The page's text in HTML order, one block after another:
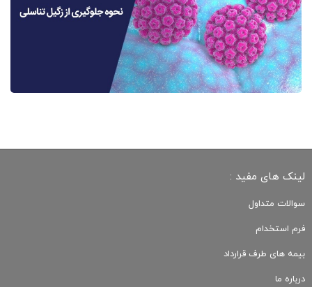
لینک های مفید :
سوالات متداول
فرم استخدام
بیمه های طرف قرارداد
درباره ما